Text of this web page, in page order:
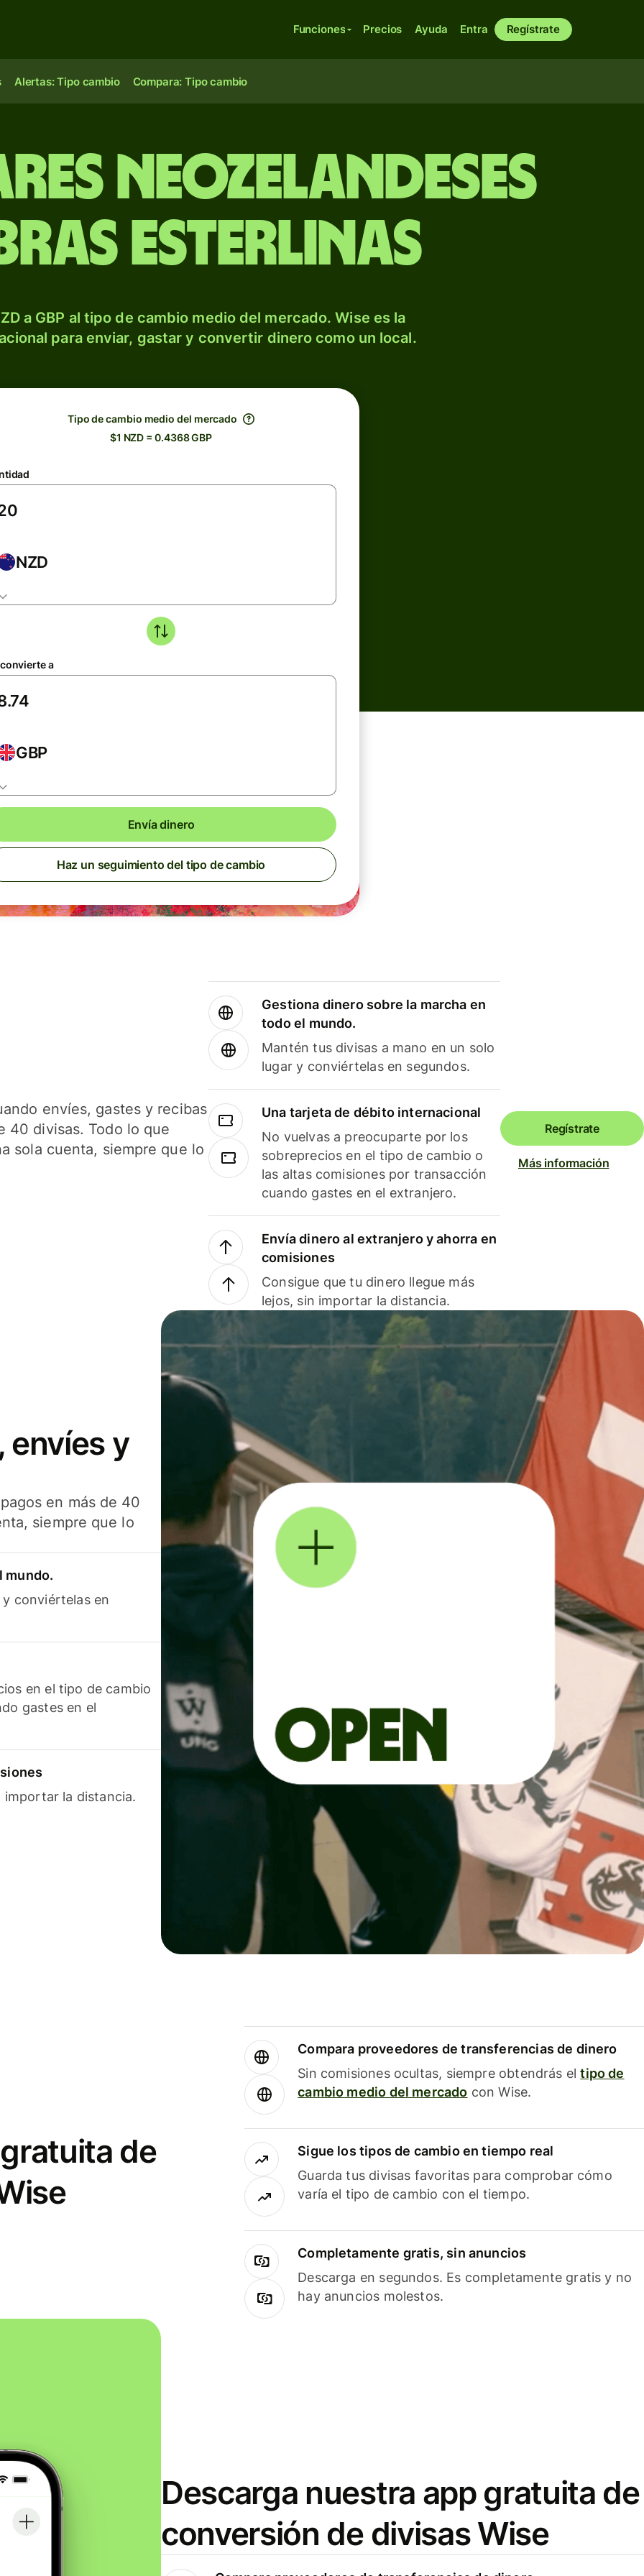
Funciones Precios Ayuda Entra Regístrate
Alertas: Tipo cambio Compara: Tipo cambio
neozelandeses
esterlinas
a GBP al tipo de cambio medio del mercado. Wise es la
para enviar, gastar y convertir dinero como un local.
Tipo de cambio medio del mercado
$1 NZD = 0.4368 GBP
NZD
a
GBP
Envía dinero
Haz un seguimiento del tipo de cambio
envíes, gastes y recibas
40 divisas. Todo lo que
sola cuenta, siempre que lo
Gestiona dinero sobre la marcha en
todo el mundo.
Mantén tus divisas a mano en un solo
lugar y conviértelas en segundos.
Una tarjeta de débito internacional
No vuelvas a preocuparte por los
sobreprecios en el tipo de cambio o
las altas comisiones por transacción
cuando gastes en el extranjero.
Envía dinero al extranjero y ahorra en
comisiones
Consigue que tu dinero llegue más
lejos, sin importar la distancia.
Regístrate
Más información
envíes y
en más de 40
siempre que lo
mundo.
conviértelas en
en el tipo de cambio
gastes en el
importar la distancia.
de
Compara proveedores de transferencias de dinero
Sin comisiones ocultas, siempre obtendrás eltipo de
cambio medio del mercado con Wise.
Sigue los tipos de cambio en tiempo real
Guarda tus divisas favoritas para comprobar cómo
varía el tipo de cambio con el tiempo.
Completamente gratis, sin anuncios
Descarga en segundos. Es completamente gratis y no
hay anuncios molestos.
Descarga nuestra app gratuita de
conversión de divisas Wise